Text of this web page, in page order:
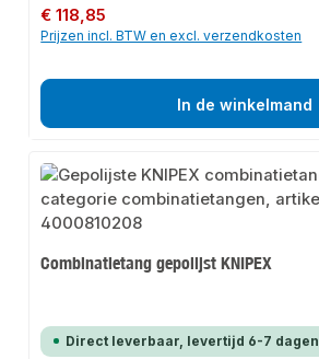
Normale prijs:
€ 118,85
Prijzen incl. BTW en excl. verzendkosten
In de winkelmand
Combinatietang gepolijst KNIPEX
Direct leverbaar, levertijd 6-7 dagen